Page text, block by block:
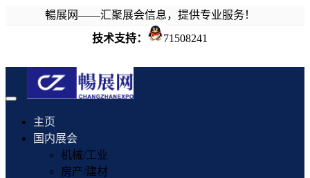
暢展网——汇聚展会信息，提供专业服务！
技术支持：
71508241
Toggle
navigation
主页
国内展会
机械/工业
房产/建材